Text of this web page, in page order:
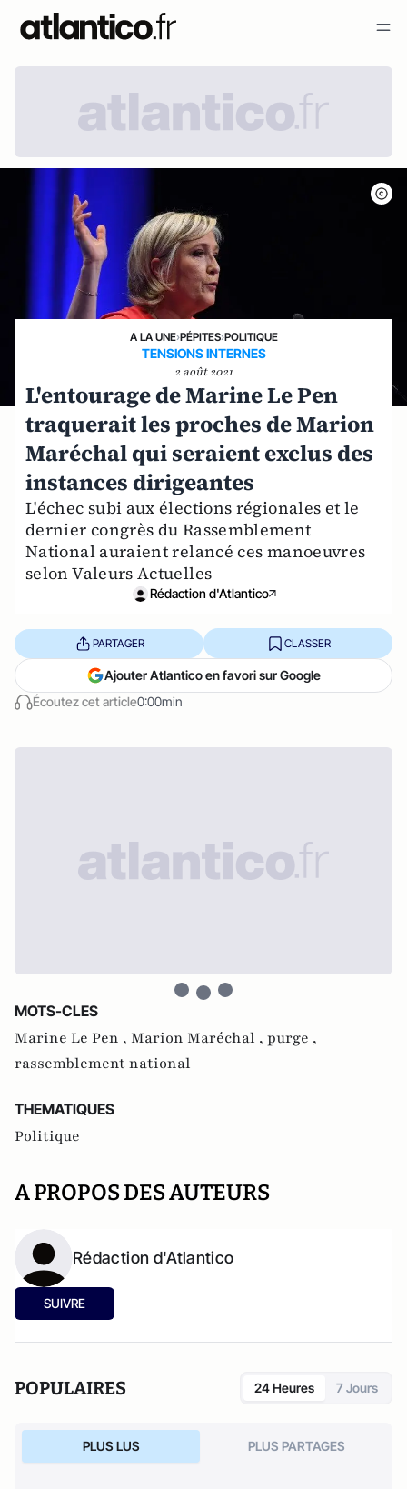
A LA UNE›PÉPITES›POLITIQUE
TENSIONS INTERNES
2 août 2021
L'entourage de Marine Le Pen
traquerait les proches de Marion
Maréchal qui seraient exclus des
instances dirigeantes
L'échec subi aux élections régionales et le
dernier congrès du Rassemblement
National auraient relancé ces manoeuvres
selon Valeurs Actuelles
Rédaction d'Atlantico
Écoutez cet article0:00min
PARTAGER CLASSER
Ajouter Atlantico en favori sur Google
MOTS-CLES
Marine Le Pen , Marion Maréchal , purge ,
rassemblement national
THEMATIQUES
Politique
A PROPOS DES AUTEURS
Rédaction d'Atlantico
SUIVRE
POPULAIRES 24 Heures 7 Jours
PLUS LUS PLUS PARTAGES